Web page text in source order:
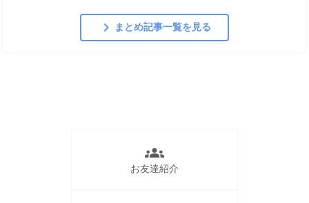
chevron_right まとめ記事一覧を見る
groups
お友達紹介